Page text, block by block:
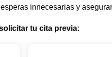
innecesarias y
tu cita previa: